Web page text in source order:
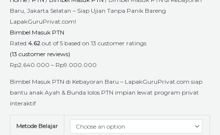
Baru, Jakarta Selatan – Siap Ujian Tanpa Panik Bareng
LapakGuruPrivat.com!
Bimbel Masuk PTN
Rated 4.62 out of 5 based on 13 customer ratings
(13 customer reviews)
Rp2.640.000 – Rp9.000.000
Bimbel Masuk PTN di Kebayoran Baru – LapakGuruPrivat.com siap
bantu anak Ayah & Bunda lolos PTN impian lewat program privat
interaktif
Metode Belajar